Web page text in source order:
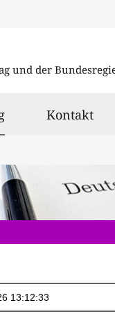
und der
ausgewählt
Kontakt